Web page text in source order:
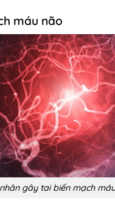
máu não
gây tai biến mạch